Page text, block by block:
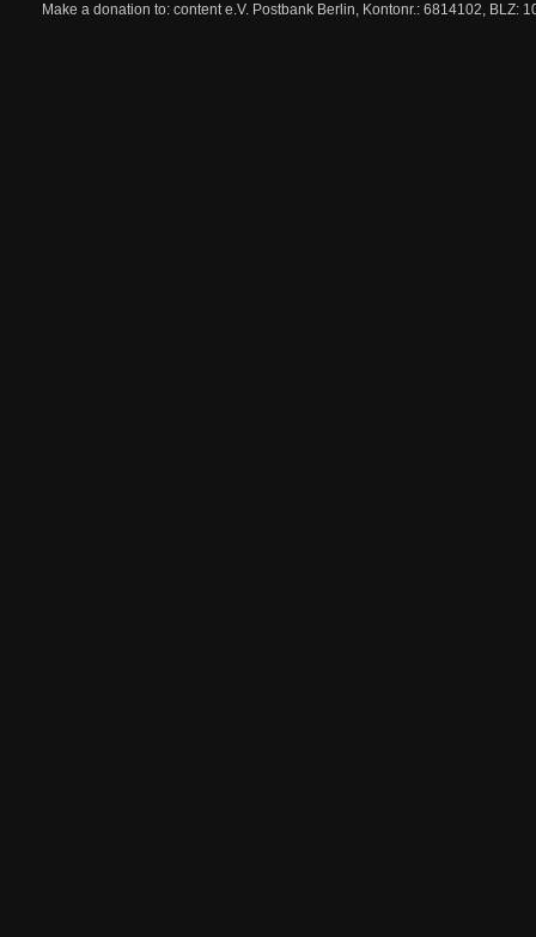
Make a donation to: content e.V. Postbank Berlin, Kontonr.: 6814102, BLZ: